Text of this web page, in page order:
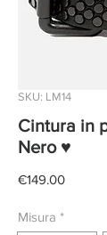
SKU: LM14
Cintura in
Nero ♥
€149.00Price
Misura *